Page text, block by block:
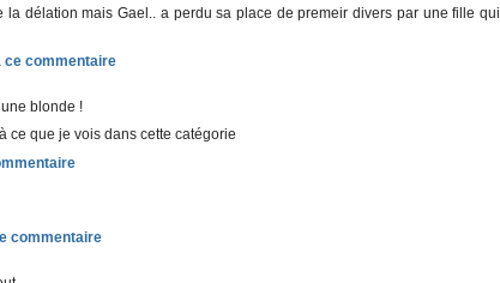
la délation mais Gael.. a perdu sa place de premeir divers par une fille qui
blonde !
ce que je vois dans cette catégorie